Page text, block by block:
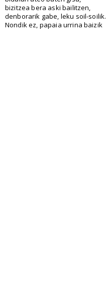
bizitzea bera aski bailitzen,
denborarik gabe, leku soil-soilik.
Nondik ez, papaia urrina baizik